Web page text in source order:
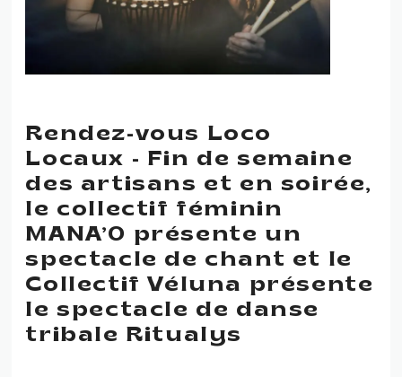
Rendez-vous Loco
Locaux - Fin de semaine
des artisans et en soirée,
le collectif féminin
MANA’O présente un
spectacle de chant et le
Collectif Véluna présente
le spectacle de danse
tribale Ritualys